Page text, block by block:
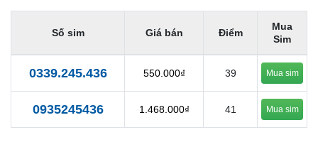
Số sim Giá bán Điểm
Mua
Sim
0339.245.436 550.000₫ 39 Mua sim
0935245436 1.468.000₫ 41 Mua sim